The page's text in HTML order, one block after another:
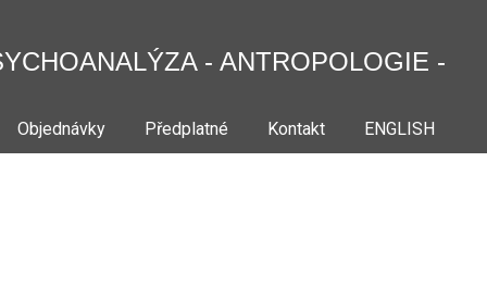
- ANTROPOLOGIE -
Objednávky Předplatné Kontakt ENGLISH